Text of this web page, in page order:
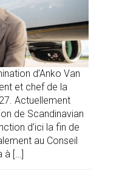
d’Anko Van
et chef de la
Actuellement
de Scandinavian
d’ici la fin de
au Conseil
à […]